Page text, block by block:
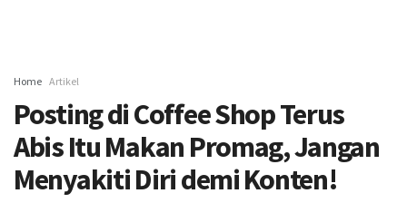
Home Artikel
Posting di Coffee Shop Terus
Abis Itu Makan Promag, Jangan
Menyakiti Diri demi Konten!